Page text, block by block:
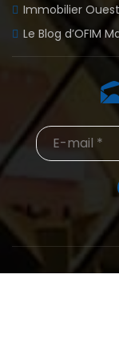
Immobilier
Le Blog d’OFIM